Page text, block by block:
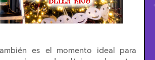
es el momento ideal para